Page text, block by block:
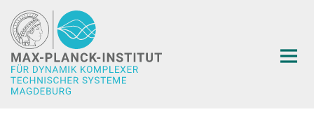
Hauptinhalt